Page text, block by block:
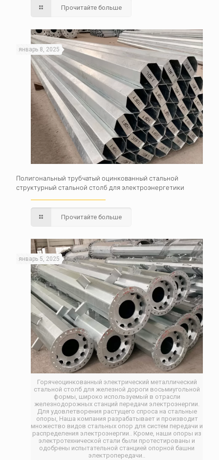
Прочитайте больше
январь 8, 2025
Полигональный трубчатый оцинкованный стальной
структурный стальной столб для электроэнергетики
Прочитайте больше
Горячеоцинкованный электрический металлический
стальной столб для железной дороги восьмиугольной
формы, широко используемый в отрасли
железнодорожных станций передачи электроэнергии.
Для удовлетворения растущего спроса на стальные
опоры, Наша компания разрабатывает и производит
множество видов стальных опор для систем передачи и
распределения электроэнергии.. Кроме, наши опоры из
электротехнической стали были протестированы и
одобрены испытательной станцией опорной башни
электропередачи..
январь 5, 2025